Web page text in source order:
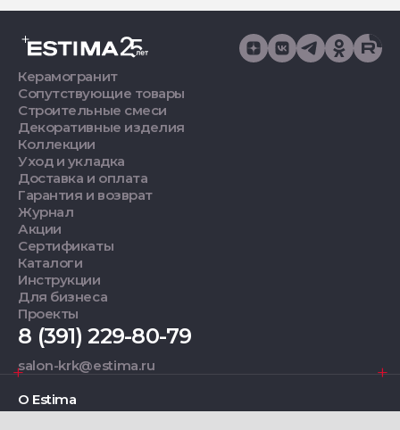
Керамогранит
Сопутствующие товары
Строительные смеси
Декоративные изделия
Коллекции
Уход и укладка
Доставка и оплата
Гарантия и возврат
Журнал
Акции
Сертификаты
Каталоги
Инструкции
Для бизнеса
Проекты
8 (391) 229-80-79
salon-krk@estima.ru
О Estima